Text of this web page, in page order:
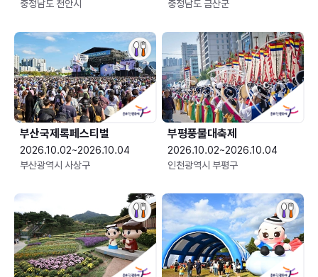
충청남도 천안시
충청남도 금산군
부산국제록페스티벌
2026.10.02~2026.10.04
부산광역시 사상구
부평풍물대축제
2026.10.02~2026.10.04
인천광역시 부평구